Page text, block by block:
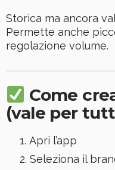
Storica ma ancora
Permette anche
regolazione volume.
Come
(vale per
Apri l’app
Seleziona il